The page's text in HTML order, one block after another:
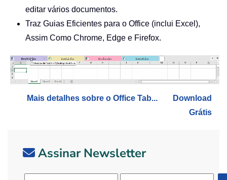
editar vários documentos.
Traz Guias Eficientes para o Office (inclui Excel),
Assim Como Chrome, Edge e Firefox.
Mais detalhes sobre o Office Tab...
Download
Grátis
Assinar Newsletter